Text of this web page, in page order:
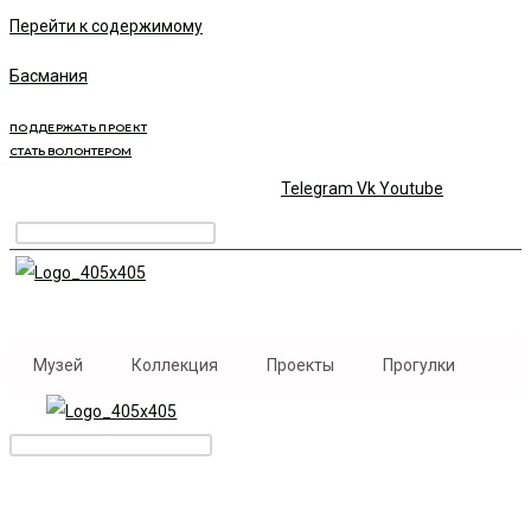
Перейти к содержимому
Басмания
ПОДДЕРЖАТЬ ПРОЕКТ
СТАТЬ ВОЛОНТЕРОМ
Telegram VkYoutube
Музей Коллекция Проекты Прогулки